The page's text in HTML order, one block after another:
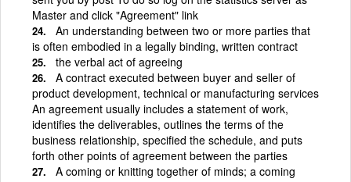
Master and click "Agreement" link
An understanding between two or more parties that
is often embodied in a legally binding, written contract
the verbal act of agreeing
A contract executed between buyer and seller of
product development, technical or manufacturing services
An agreement usually includes a statement of work,
identifies the deliverables, outlines the terms of the
business relationship, specified the schedule, and puts
forth other points of agreement between the parties
A coming or knitting together of minds; a coming